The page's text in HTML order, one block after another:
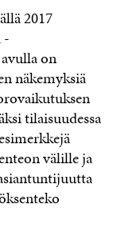
2017
-
on
näkemyksiä
tilaisuudessa
välille ja